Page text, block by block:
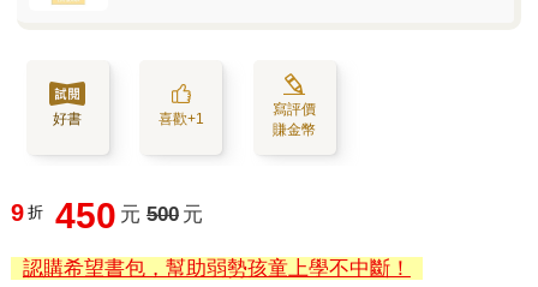
好書 喜歡+1
寫評價
賺金幣
9 折 450 元 500 元
認購希望書包，幫助弱勢孩童上學不中斷！